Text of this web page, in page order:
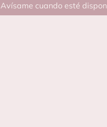
Avísame cuando esté